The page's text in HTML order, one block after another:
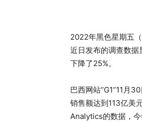
2022年黑色星期五
近日发布的调查数据
下降了25%。
巴西网站“G1”11月
销售额达到113亿美
Analytics的数据，今